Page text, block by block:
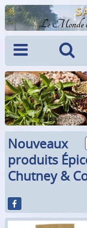
Le Monde
Menu
Nouveaux
produits
Chutney &